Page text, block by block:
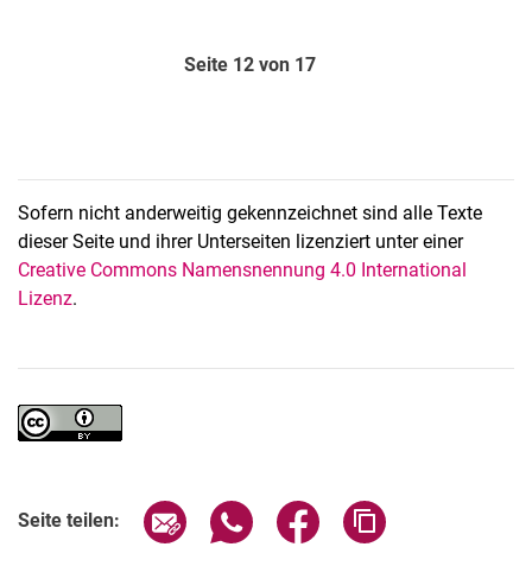
Seite 12 von 17
Sofern nicht anderweitig gekennzeichnet sind alle Texte
dieser Seite und ihrer Unterseiten lizenziert unter einer
Creative Commons Namensnennung 4.0 International
Lizenz.
Seite teilen: Seite über E-Mail teilen
Seite über WhatsApp teilen
Seite über Facebook